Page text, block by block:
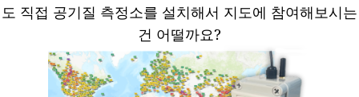
도 직접 공기질 측정소를 설치해서 지도에 참여해보시는
건 어떨까요?